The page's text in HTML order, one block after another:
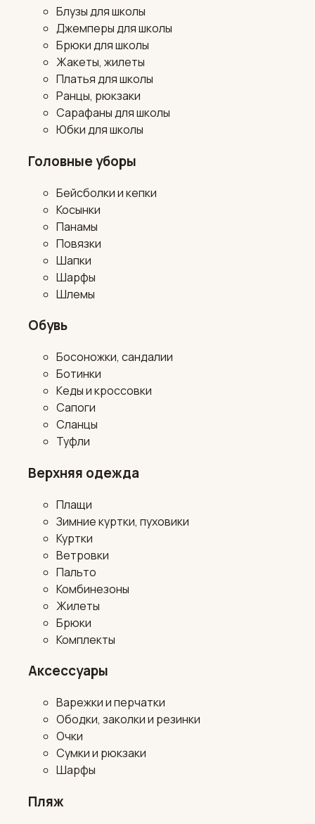
Блузы для школы
Джемперы для школы
Брюки для школы
Жакеты, жилеты
Платья для школы
Ранцы, рюкзаки
Сарафаны для школы
Юбки для школы
Головные уборы
Бейсболки и кепки
Косынки
Панамы
Повязки
Шапки
Шарфы
Шлемы
Обувь
Босоножки, сандалии
Ботинки
Кеды и кроссовки
Сапоги
Сланцы
Туфли
Верхняя одежда
Плащи
Зимние куртки, пуховики
Куртки
Ветровки
Пальто
Комбинезоны
Жилеты
Брюки
Комплекты
Аксессуары
Варежки и перчатки
Ободки, заколки и резинки
Очки
Сумки и рюкзаки
Шарфы
Пляж